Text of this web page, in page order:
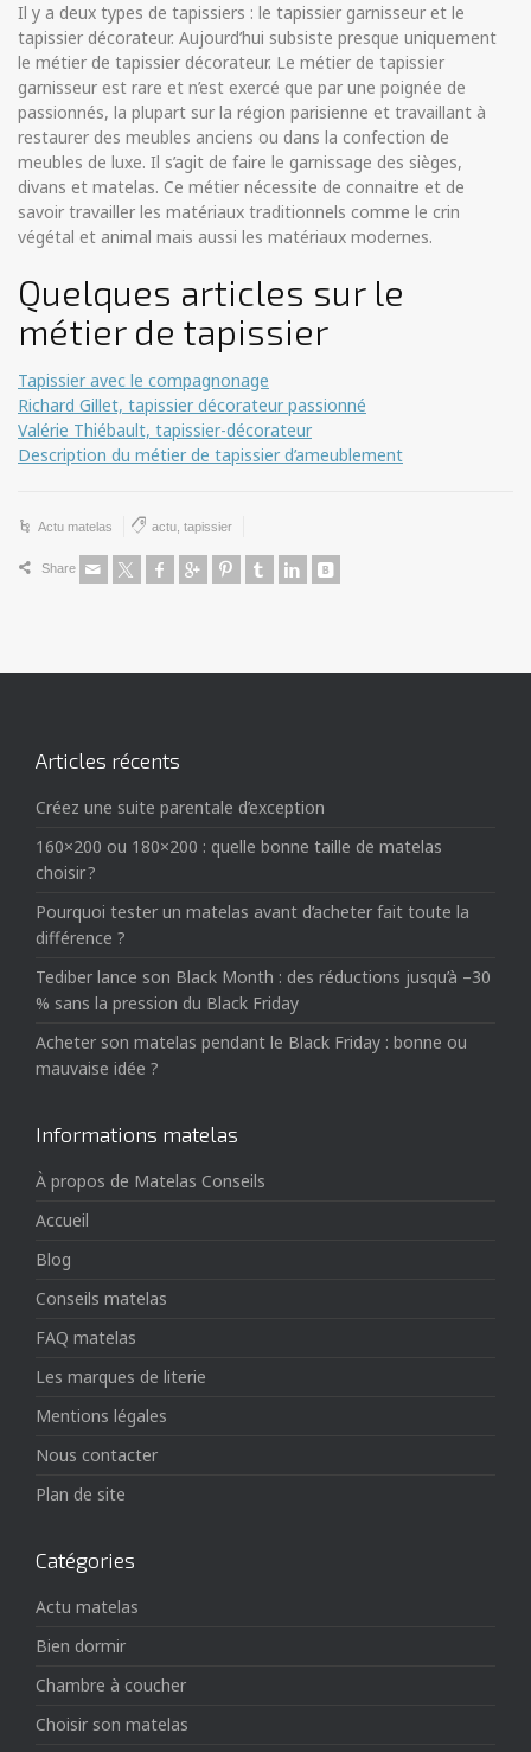
Il y a deux types de tapissiers : le tapissier garnisseur et le
tapissier décorateur. Aujourd’hui subsiste presque uniquement
le métier de tapissier décorateur. Le métier de tapissier
garnisseur est rare et n’est exercé que par une poignée de
passionnés, la plupart sur la région parisienne et travaillant à
restaurer des meubles anciens ou dans la confection de
meubles de luxe. Il s’agit de faire le garnissage des sièges,
divans et matelas. Ce métier nécessite de connaitre et de
savoir travailler les matériaux traditionnels comme le crin
végétal et animal mais aussi les matériaux modernes.
Quelques articles sur le
métier de tapissier
Tapissier avec le compagnonage
Richard Gillet, tapissier décorateur passionné
Valérie Thiébault, tapissier-décorateur
Description du métier de tapissier d’ameublement
Actu matelas actu tapissier
Share
Articles récents
Créez une suite parentale d’exception
160×200 ou 180×200 : quelle bonne taille de matelas
choisir ?
Pourquoi tester un matelas avant d’acheter fait toute la
différence ?
Tediber lance son Black Month : des réductions jusqu’à –30
% sans la pression du Black Friday
Acheter son matelas pendant le Black Friday : bonne ou
mauvaise idée ?
Informations matelas
À propos de Matelas Conseils
Accueil
Blog
Conseils matelas
FAQ matelas
Les marques de literie
Mentions légales
Nous contacter
Plan de site
Catégories
Actu matelas
Bien dormir
Chambre à coucher
Choisir son matelas